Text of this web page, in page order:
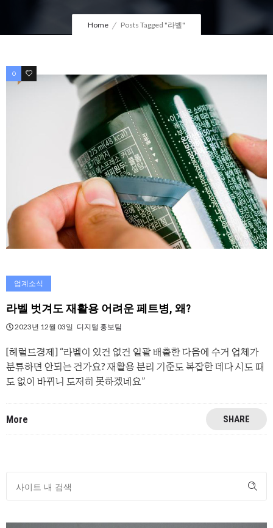
Home Posts Tagged "라벨"
0 0
업계소식
라벨 벗겨도 재활용 어려운 페트병, 왜?
2023년 12월 03일 디지털 홍보팀
[헤럴드경제] “라벨이 있건 없건 일괄 배출한 다음에 수거 업체가
분류하면 안되는 건가요? 재활용 분리 기준도 복잡한 데다 시도 때
도 없이 바뀌니 도저히 못하겠네요”
More SHARE